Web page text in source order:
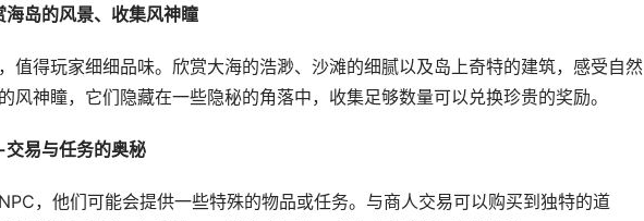
岛的风景、收集风神瞳
值得玩家细细品味。欣赏大海的浩渺、沙滩的细腻以及岛上奇特的建筑，感受自然
风神瞳，它们隐藏在一些隐秘的角落中，收集足够数量可以兑换珍贵的奖励。
易与任务的奥秘
，他们可能会提供一些特殊的物品或任务。与商人交易可以购买到独特的道